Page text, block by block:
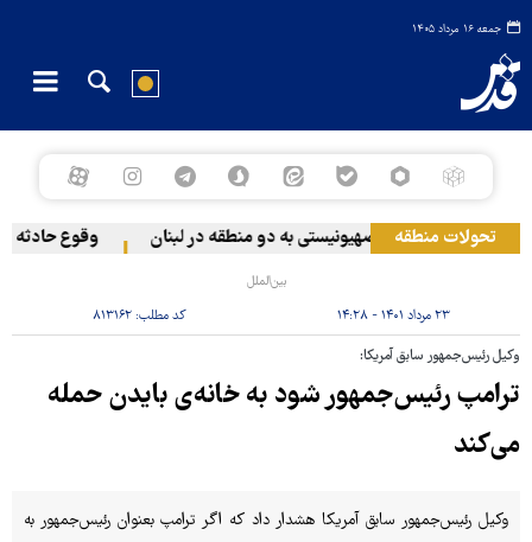
جمعه ۱۶ مرداد ۱۴۰۵
تحولات منطقه
حمله رژیم صهیونیستی به دو منطقه در لبنان وقوع حادثه
بین‌الملل
۲۳ مرداد ۱۴۰۱ - ۱۴:۲۸ کد مطلب:۸۱۳۱۶۲
وکیل رئیس‌جمهور سابق آمریکا:
ترامپ رئیس‌جمهور شود به خانه‌ی بایدن حمله
می‌کند
وکیل رئیس‌جمهور سابق آمریکا هشدار داد که اگر ترامپ بعنوان رئیس‌جمهور به